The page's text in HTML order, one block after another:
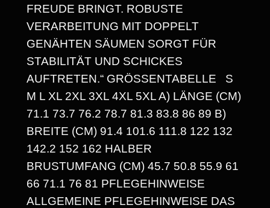
N
N
E
:
1
4
,
3
0
FREUDE BRINGT. ROBUSTE
VERARBEITUNG MIT DOPPELT
GENÄHTEN SÄUMEN SORGT FÜR
STABILITÄT UND SCHICKES
AUFTRETEN.“ GRÖSSENTABELLE S M
L XL 2XL 3XL 4XL 5XL A) LÄNGE (CM) 7
1.1 73.7 76.2 78.7 81.3 83.8 86 89 B) B
REITE (CM) 91.4 101.6 111.8 122 132 1
42.2 152 162 HALBER B
RUSTUMFANG (CM) 45.7 50.8 55.9 61 6
6 71.1 76 81 PFLEGEHINWEISE A
LLGEMEINE PFLEGEHINWEISE DAS T